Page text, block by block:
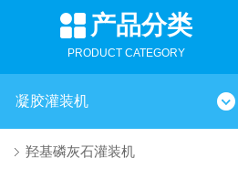
产品分类
PRODUCT CATEGORY
凝胶灌装机
羟基磷灰石灌装机